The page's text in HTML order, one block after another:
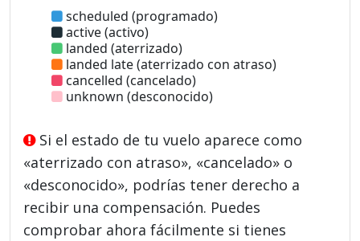
scheduled (programado)
active (activo)
landed (aterrizado)
landed late (aterrizado con atraso)
cancelled (cancelado)
unknown (desconocido)
Si el estado de tu vuelo aparece como
«aterrizado con atraso», «cancelado» o
«desconocido», podrías tener derecho a
recibir una compensación. Puedes
comprobar ahora fácilmente si tienes